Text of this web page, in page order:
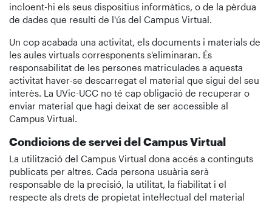
incloent-hi els seus dispositius informàtics, o de la pèrdua
de dades que resulti de l'ús del Campus Virtual.
Un cop acabada una activitat, els documents i materials de
les aules virtuals corresponents s'eliminaran. És
responsabilitat de les persones matriculades a aquesta
activitat haver-se descarregat el material que sigui del seu
interès. La UVic-UCC no té cap obligació de recuperar o
enviar material que hagi deixat de ser accessible al
Campus Virtual.
Condicions de servei del Campus Virtual
La utilització del Campus Virtual dona accés a continguts
publicats per altres. Cada persona usuària serà
responsable de la precisió, la utilitat, la fiabilitat i el
respecte als drets de propietat intel·lectual del material